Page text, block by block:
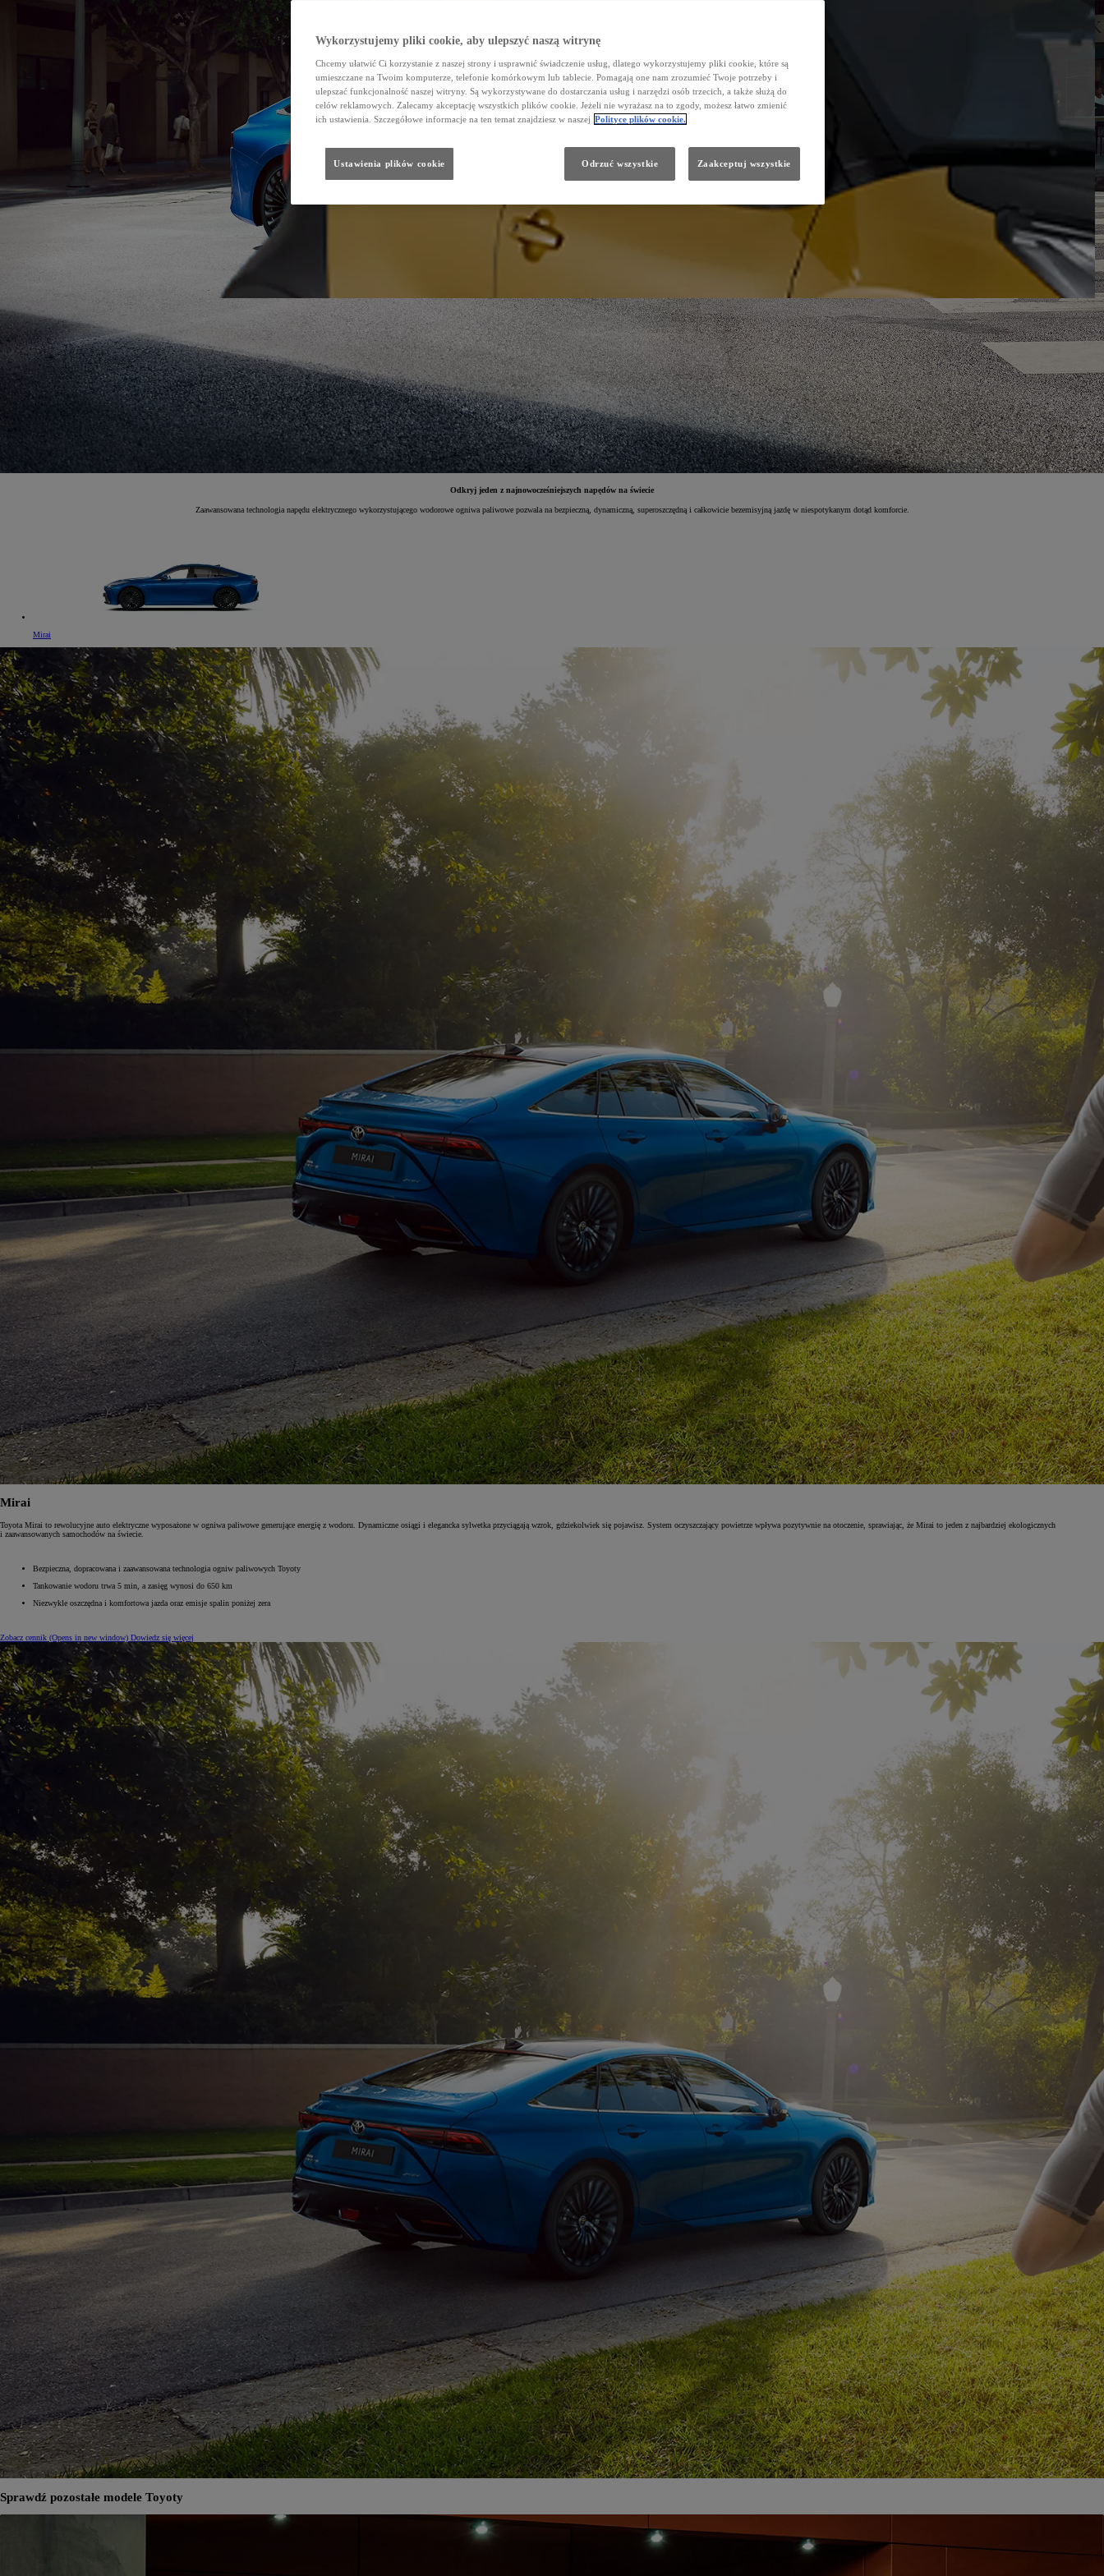
81 900 zł
Od 105 300 zł
Corolla Hatchback
HYBRID
Odkryj jeden z najnowocześniejszych napędów na świecie
Zaawansowana technologia napędu elektrycznego wykorzystującego wodorowe ogniwa paliwowe pozwala na bezpieczną, dynamiczną, superoszczędną i całkowicie bezemisyjną jazdę w niespotykanym dotąd komforcie.
Mirai
Mirai
Toyota Mirai to rewolucyjne auto elektryczne wyposażone w ogniwa paliwowe generujące energię z wodoru. Dynamiczne osiągi i elegancka sylwetka przyciągają wzrok, gdziekolwiek się pojawisz. System oczyszczający powietrze wpływa pozytywnie na otoczenie, sprawiając, że Mirai to jeden z najbardziej ekologicznych
i zaawansowanych samochodów na świecie.
Bezpieczna, dopracowana i zaawansowana technologia ogniw paliwowych Toyoty
Tankowanie wodoru trwa 5 min, a zasięg wynosi do 650 km
Niezwykle oszczędna i komfortowa jazda oraz emisje spalin poniżej zera
Zobacz cennik (Opens in new window) Dowiedz się więcej
Sprawdź pozostałe modele Toyoty
Wykorzystujemy pliki cookie, aby ulepszyć naszą witrynę
Chcemy ułatwić Ci korzystanie z naszej strony i usprawnić świadczenie usług, dlatego wykorzystujemy pliki cookie, które są
umieszczane na Twoim komputerze, telefonie komórkowym lub tablecie. Pomagają one nam zrozumieć Twoje potrzeby i
ulepszać funkcjonalność naszej witryny. Są wykorzystywane do dostarczania usług i narzędzi osób trzecich, a także służą do
celów reklamowych. Zalecamy akceptację wszystkich plików cookie. Jeżeli nie wyrażasz na to zgody, możesz łatwo zmienić
ich ustawienia. Szczegółowe informacje na ten temat znajdziesz w naszej Polityce plików cookie.
Odrzuć wszystkie Zaakceptuj wszystkie
Ustawienia plików cookie